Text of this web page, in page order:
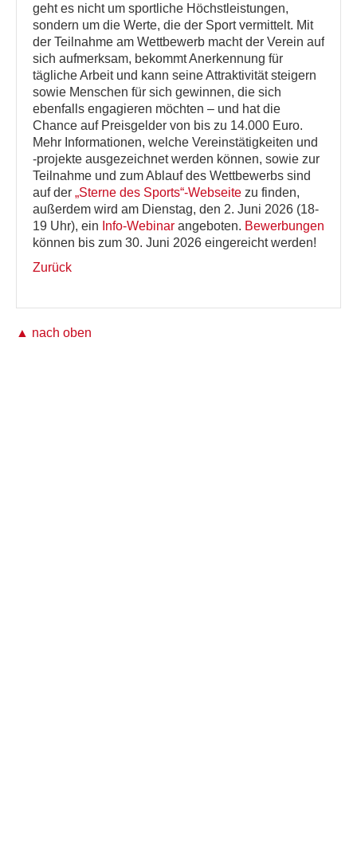
geht es nicht um sportliche Höchstleistungen,
sondern um die Werte, die der Sport vermittelt. Mit
der Teilnahme am Wettbewerb macht der Verein auf
sich aufmerksam, bekommt Anerkennung für
tägliche Arbeit und kann seine Attraktivität steigern
sowie Menschen für sich gewinnen, die sich
ebenfalls engagieren möchten – und hat die
Chance auf Preisgelder von bis zu 14.000 Euro.
Mehr Informationen, welche Vereinstätigkeiten und
-projekte ausgezeichnet werden können, sowie zur
Teilnahme und zum Ablauf des Wettbewerbs sind
auf der „Sterne des Sports“-Webseite zu finden,
außerdem wird am Dienstag, den 2. Juni 2026 (18-
19 Uhr), ein Info-Webinar angeboten. Bewerbungen
können bis zum 30. Juni 2026 eingereicht werden!
Zurück
▲ nach oben